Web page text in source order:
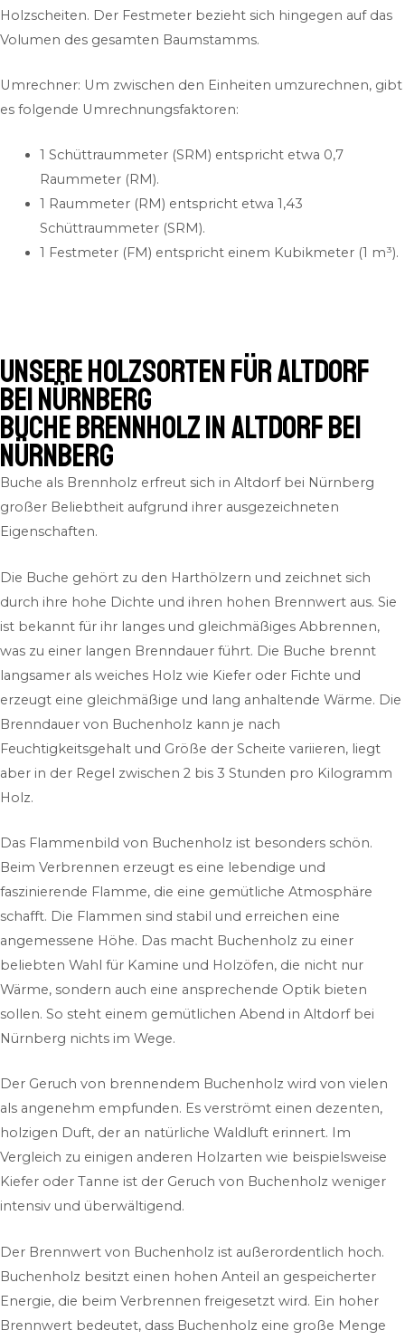
Holzscheiten. Der Festmeter bezieht sich hingegen auf das
Volumen des gesamten Baumstamms.
Umrechner: Um zwischen den Einheiten umzurechnen, gibt
es folgende Umrechnungsfaktoren:
1 Schüttraummeter (SRM) entspricht etwa 0,7
Raummeter (RM).
1 Raummeter (RM) entspricht etwa 1,43
Schüttraummeter (SRM).
1 Festmeter (FM) entspricht einem Kubikmeter (1 m³).
Unsere Holzsorten für Altdorf
bei Nürnberg
Buche Brennholz in Altdorf bei
Nürnberg​
Buche als Brennholz erfreut sich in Altdorf bei Nürnberg
großer Beliebtheit aufgrund ihrer ausgezeichneten
Eigenschaften.
Die Buche gehört zu den Harthölzern und zeichnet sich
durch ihre hohe Dichte und ihren hohen Brennwert aus. Sie
ist bekannt für ihr langes und gleichmäßiges Abbrennen,
was zu einer langen Brenndauer führt. Die Buche brennt
langsamer als weiches Holz wie Kiefer oder Fichte und
erzeugt eine gleichmäßige und lang anhaltende Wärme. Die
Brenndauer von Buchenholz kann je nach
Feuchtigkeitsgehalt und Größe der Scheite variieren, liegt
aber in der Regel zwischen 2 bis 3 Stunden pro Kilogramm
Holz.
Das Flammenbild von Buchenholz ist besonders schön.
Beim Verbrennen erzeugt es eine lebendige und
faszinierende Flamme, die eine gemütliche Atmosphäre
schafft. Die Flammen sind stabil und erreichen eine
angemessene Höhe. Das macht Buchenholz zu einer
beliebten Wahl für Kamine und Holzöfen, die nicht nur
Wärme, sondern auch eine ansprechende Optik bieten
sollen. So steht einem gemütlichen Abend in Altdorf bei
Nürnberg nichts im Wege.
Der Geruch von brennendem Buchenholz wird von vielen
als angenehm empfunden. Es verströmt einen dezenten,
holzigen Duft, der an natürliche Waldluft erinnert. Im
Vergleich zu einigen anderen Holzarten wie beispielsweise
Kiefer oder Tanne ist der Geruch von Buchenholz weniger
intensiv und überwältigend.
Der Brennwert von Buchenholz ist außerordentlich hoch.
Buchenholz besitzt einen hohen Anteil an gespeicherter
Energie, die beim Verbrennen freigesetzt wird. Ein hoher
Brennwert bedeutet, dass Buchenholz eine große Menge